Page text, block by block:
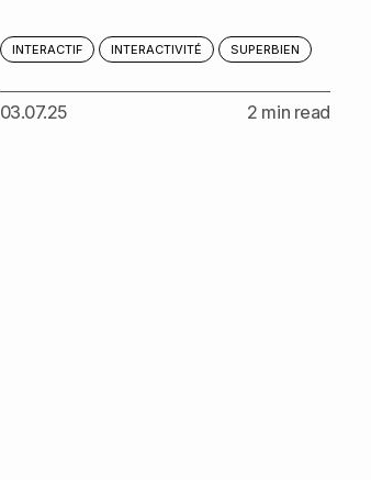
INTERACTIF INTERACTIVITÉ SUPERBIEN
03.07.25 2 min read